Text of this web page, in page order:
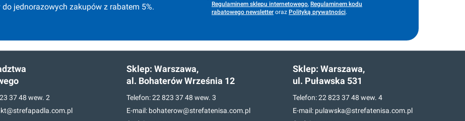
jednorazowych zakupów z rabatem 5%.
Regulaminem sklepu internetowego, Regulaminem kodu
rabatowego newsletter oraz Polityką prywatności.
37 48 wew. 2
Sklep: Warszawa,
al. Bohaterów Września 12
Telefon:22 823 37 48 wew. 3
E-mail: bohaterow@strefatenisa.com.pl
Sklep: Warszawa,
ul. Puławska 531
Telefon:22 823 37 48 wew. 4
E-mail: pulawska@strefatenisa.com.pl